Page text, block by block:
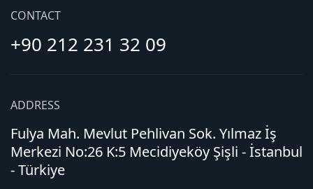
CONTACT
+90 212 231 32 09
ADDRESS
Fulya Mah. Mevlut Pehlivan Sok. Yılmaz İş
Merkezi No:26 K:5 Mecidiyeköy Şişli - İstanbul
- Türkiye